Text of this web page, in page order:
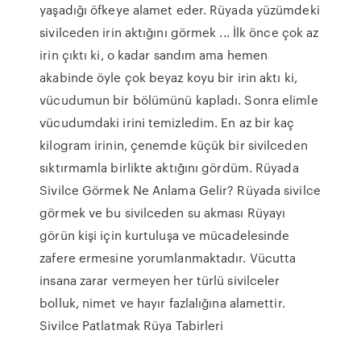
yaşadığı öfkeye alamet eder. Rüyada yüzümdeki
sivilceden irin aktığını görmek ... İlk önce çok az
irin çıktı ki, o kadar sandım ama hemen
akabinde öyle çok beyaz koyu bir irin aktı ki,
vücudumun bir bölümünü kapladı. Sonra elimle
vücudumdaki irini temizledim. En az bir kaç
kilogram irinin, çenemde küçük bir sivilceden
sıktırmamla birlikte aktığını gördüm. Rüyada
Sivilce Görmek Ne Anlama Gelir? Rüyada sivilce
görmek ve bu sivilceden su akması Rüyayı
görün kişi için kurtuluşa ve mücadelesinde
zafere ermesine yorumlanmaktadır. Vücutta
insana zarar vermeyen her türlü sivilceler
bolluk, nimet ve hayır fazlalığına alamettir.
Sivilce Patlatmak Rüya Tabirleri